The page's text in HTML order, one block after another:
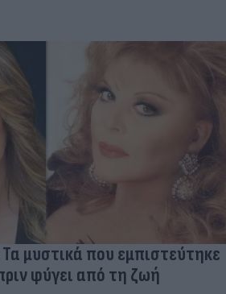
μυστικά που εμπιστεύτηκε
φύγει από τη ζωή